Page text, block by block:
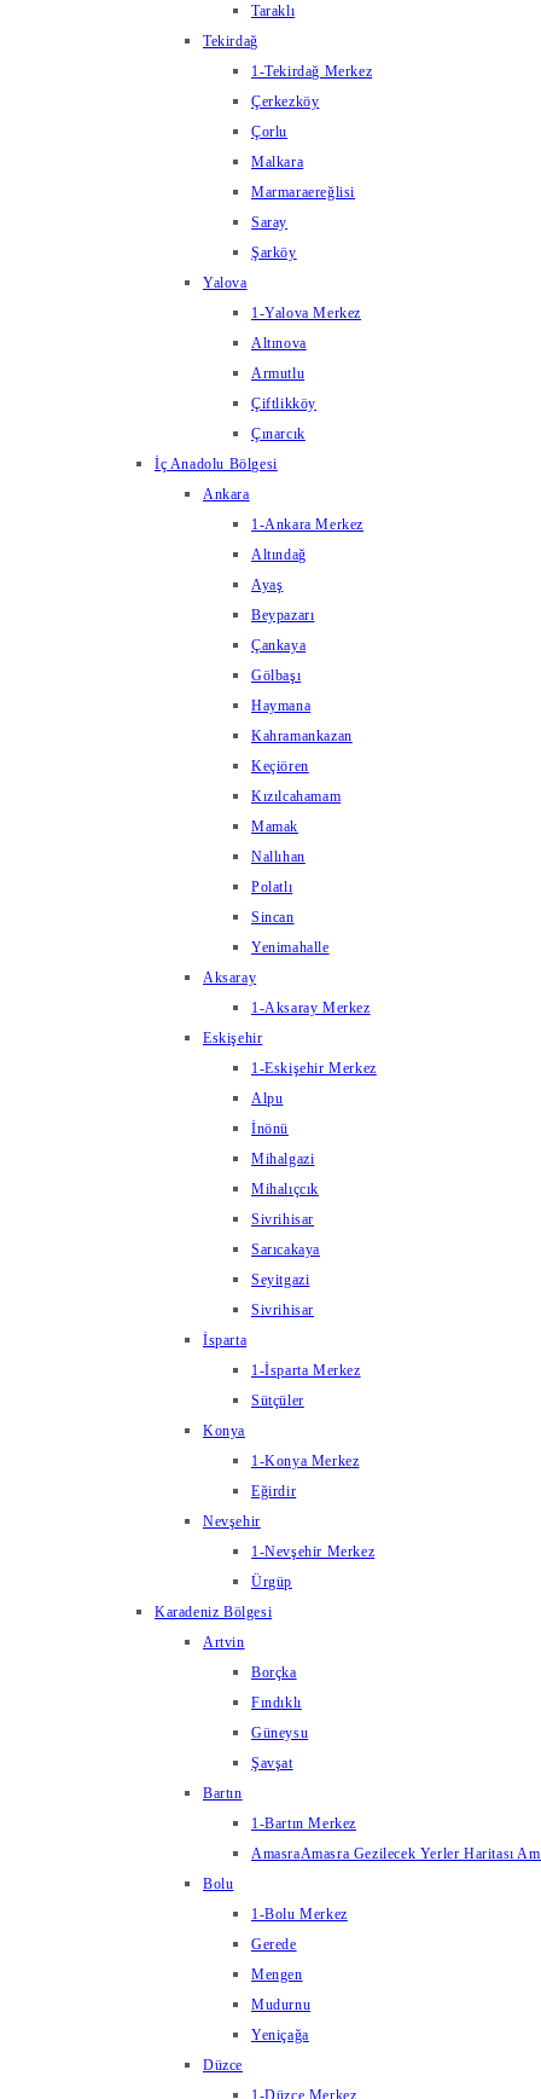
Taraklı
Tekirdağ
1-Tekirdağ Merkez
Çerkezköy
Çorlu
Malkara
Marmaraereğlisi
Saray
Şarköy
Yalova
1-Yalova Merkez
Altınova
Armutlu
Çiftlikköy
Çınarcık
İç Anadolu Bölgesi
Ankara
1-Ankara Merkez
Altındağ
Ayaş
Beypazarı
Çankaya
Gölbaşı
Haymana
Kahramankazan
Keçiören
Kızılcahamam
Mamak
Nallıhan
Polatlı
Sincan
Yenimahalle
Aksaray
1-Aksaray Merkez
Eskişehir
1-Eskişehir Merkez
Alpu
İnönü
Mihalgazi
Mihalıçcık
Sivrihisar
Sarıcakaya
Seyitgazi
Sivrihisar
İsparta
1-İsparta Merkez
Sütçüler
Konya
1-Konya Merkez
Eğirdir
Nevşehir
1-Nevşehir Merkez
Ürgüp
Karadeniz Bölgesi
Artvin
Borçka
Fındıklı
Güneysu
Şavşat
Bartın
1-Bartın Merkez
AmasraAmasra Gezilecek Yerler Haritası
Bolu
1-Bolu Merkez
Gerede
Mengen
Mudurnu
Yeniçağa
Düzce
1-Düzce Merkez